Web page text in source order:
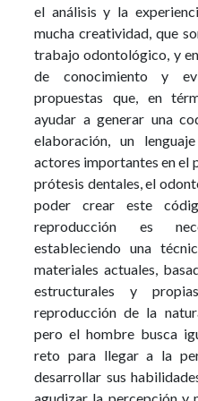
el análisis y la
mucha creatividad, que
trabajo odontológico, y
de conocimiento y
propuestas que, en
ayudar a generar una
elaboración, un
actores importantes en el
prótesis dentales, el
poder crear este
reproducción es
estableciendo una
materiales actuales,
estructurales y
reproducción de la
pero el hombre busca
reto para llegar a la
desarrollar sus